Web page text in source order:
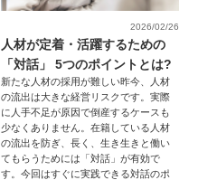
2026/02/26
人材が定着・活躍するための
「対話」 5つのポイントとは?
新たな人材の採用が難しい昨今、人材
の流出は大きな経営リスクです。実際
に人手不足が原因で倒産するケースも
少なくありません。在籍している人材
の流出を防ぎ、長く、生き生きと働い
てもらうためには「対話」が有効で
す。今回はすぐに実践できる対話のポ